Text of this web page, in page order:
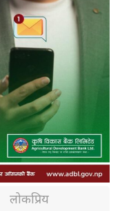
लोकप्रिय